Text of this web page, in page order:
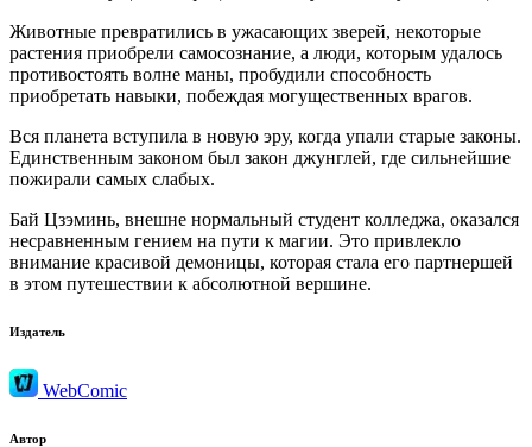
Животные превратились в ужасающих зверей, некоторые
растения приобрели самосознание, а люди, которым удалось
противостоять волне маны, пробудили способность
приобретать навыки, побеждая могущественных врагов.
Вся планета вступила в новую эру, когда упали старые законы.
Единственным законом был закон джунглей, где сильнейшие
пожирали самых слабых.
Бай Цзэминь, внешне нормальный студент колледжа, оказался
несравненным гением на пути к магии. Это привлекло
внимание красивой демоницы, которая стала его партнершей
в этом путешествии к абсолютной вершине.
Издатель
WebComic
Автор